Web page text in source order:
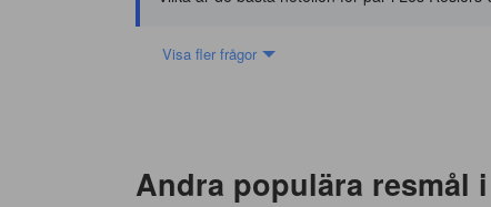
Visa fler frågor
Andra populära resmål